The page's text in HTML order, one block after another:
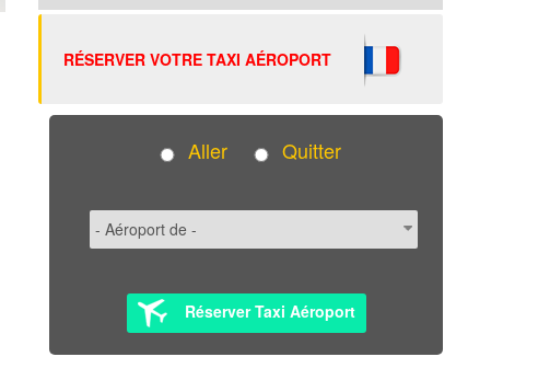
RÉSERVER VOTRE TAXI AÉROPORT
Aller Quitter
Réserver Taxi Aéroport